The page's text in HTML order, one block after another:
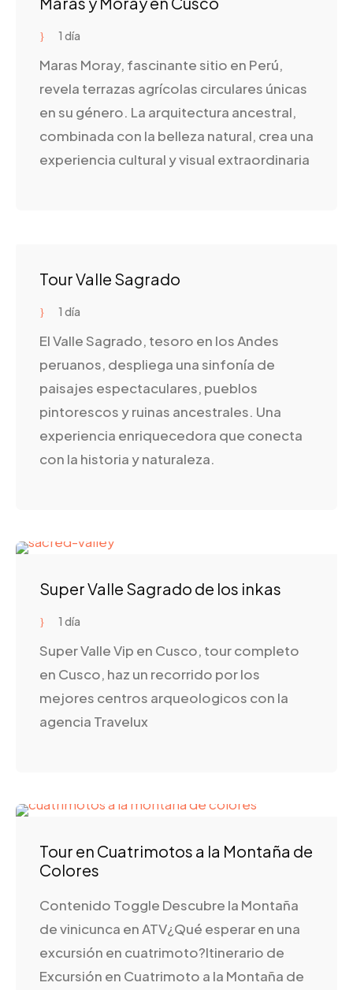
1 día
Maras Moray, fascinante sitio en Perú,
revela terrazas agrícolas circulares únicas
en su género. La arquitectura ancestral,
combinada con la belleza natural, crea una
experiencia cultural y visual extraordinaria
Tour Valle Sagrado
1 día
El Valle Sagrado, tesoro en los Andes
peruanos, despliega una sinfonía de
paisajes espectaculares, pueblos
pintorescos y ruinas ancestrales. Una
experiencia enriquecedora que conecta
con la historia y naturaleza.
Super Valle Sagrado de los inkas
1 día
Super Valle Vip en Cusco, tour completo
en Cusco, haz un recorrido por los
mejores centros arqueologicos con la
agencia Travelux
Tour en Cuatrimotos a la Montaña de
Colores
Contenido Toggle Descubre la Montaña
de vinicunca en ATV¿Qué esperar en una
excursión en cuatrimoto?Itinerario de
Excursión en Cuatrimoto a la Montaña de